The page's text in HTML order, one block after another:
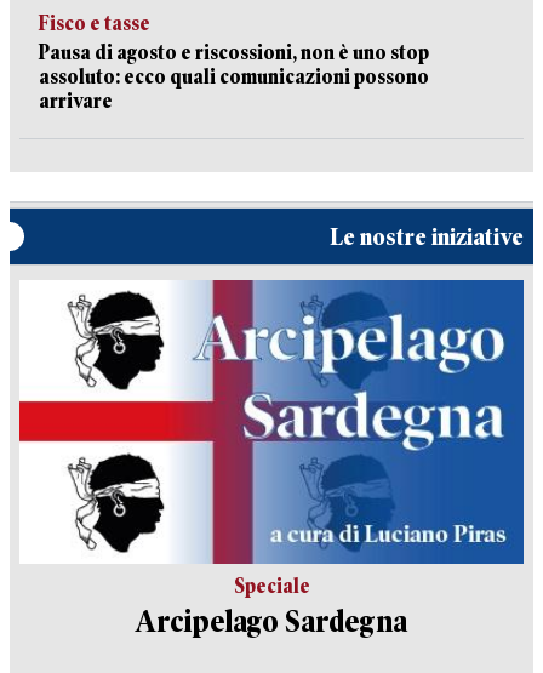
Fisco e tasse
Pausa di agosto e riscossioni, non è uno stop
assoluto: ecco quali comunicazioni possono
arrivare
Le nostre iniziative
Speciale
Arcipelago Sardegna